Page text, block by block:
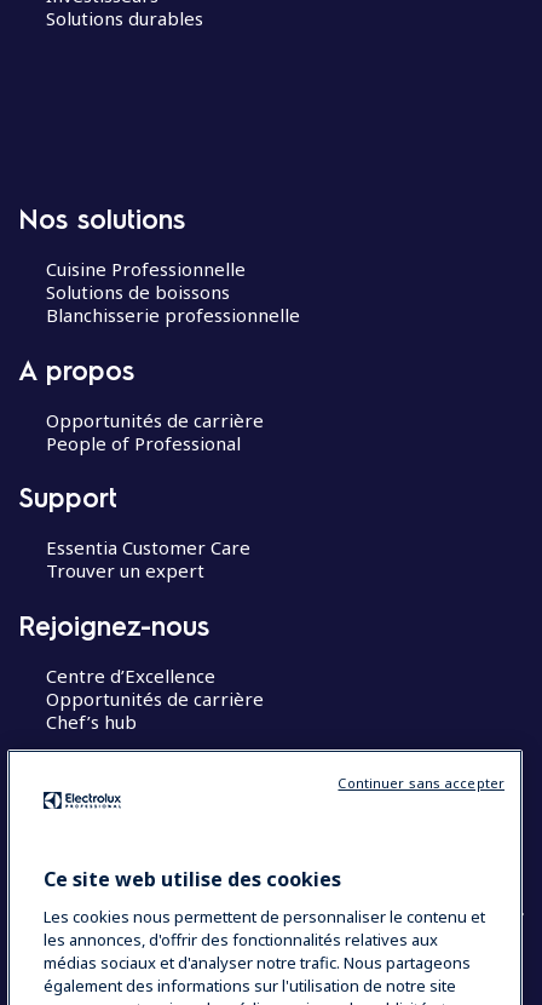
Solutions durables
Nos solutions
Cuisine Professionnelle
Solutions de boissons
Blanchisserie professionnelle
A propos
Opportunités de carrière
People of Professional
Support
Essentia Customer Care
Trouver un expert
Rejoignez-nous
Centre d’Excellence
Opportunités de carrière
Chef’s hub
COUNTRY AND LANGUAGE
Ce site web utilise des cookies
Les cookies nous permettent de personnaliser le contenu et
les annonces, d'offrir des fonctionnalités relatives aux
médias sociaux et d'analyser notre trafic. Nous partageons
également des informations sur l'utilisation de notre site
Continuer sans accepter